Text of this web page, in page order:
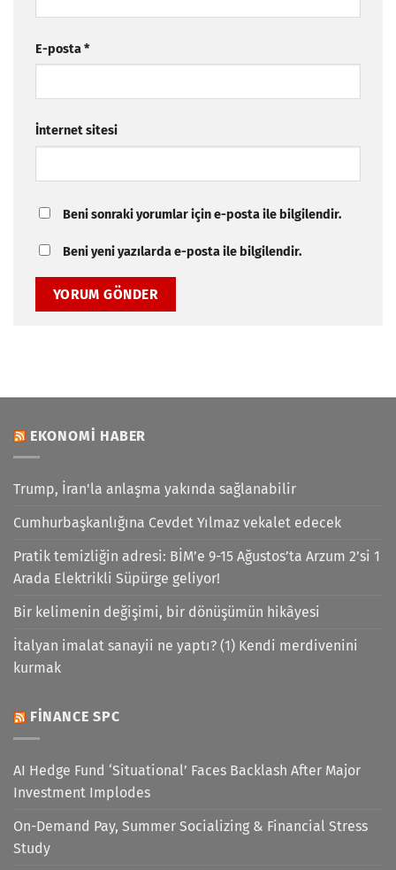
E-posta*
İnternet sitesi
Beni sonraki yorumlar için e-posta ile bilgilendir.
Beni yeni yazılarda e-posta ile bilgilendir.
EKONOMI HABER
Trump, İran'la anlaşma yakında sağlanabilir
Cumhurbaşkanlığına Cevdet Yılmaz vekalet edecek
Pratik temizliğin adresi: BİM’e 9-15 Ağustos’ta Arzum 2’si 1
Arada Elektrikli Süpürge geliyor!
Bir kelimenin değişimi, bir dönüşümün hikâyesi
İtalyan imalat sanayii ne yaptı? (1) Kendi merdivenini
kurmak
FINANCE SPC
AI Hedge Fund ‘Situational’ Faces Backlash After Major
Investment Implodes
On-Demand Pay, Summer Socializing & Financial Stress
Study